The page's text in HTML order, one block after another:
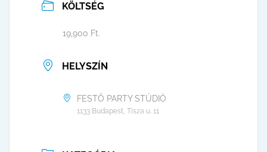
KÖLTSÉG
19,900 Ft.
HELYSZÍN
FESTŐ PARTY STÚDIÓ
1133 Budapest, Tisza u. 11